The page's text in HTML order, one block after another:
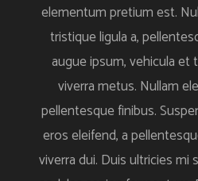
elementum pretium est.
tristique ligula a,
augue ipsum, vehicula et
viverra metus. Nullam
pellentesque finibus.
eros eleifend, a
viverra dui. Duis ultricies mi